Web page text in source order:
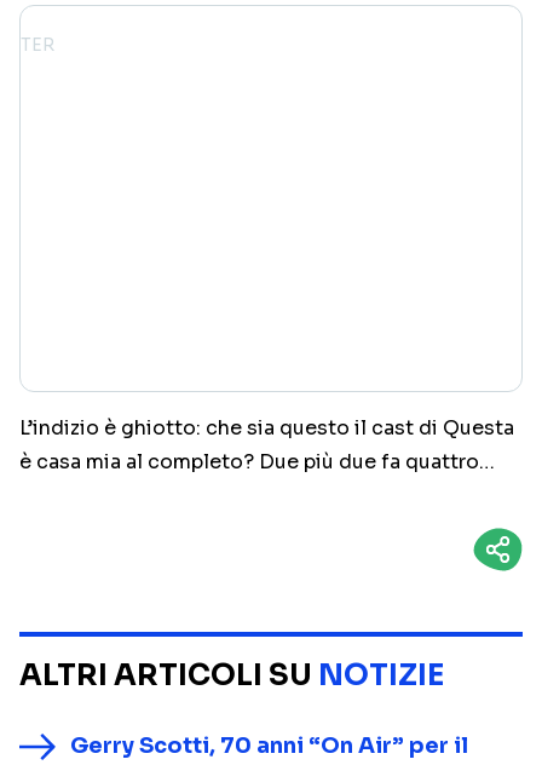
L’indizio è ghiotto: che sia questo il cast di Questa
è casa mia al completo? Due più due fa quattro…
ALTRI ARTICOLI SU NOTIZIE
Gerry Scotti, 70 anni “On Air” per il